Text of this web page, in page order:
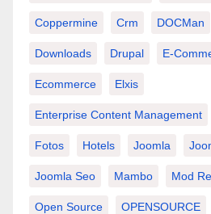
Coppermine Crm DOCMan
Downloads Drupal E-
Ecommerce Elxis
Enterprise Content Management
Fotos Hotels Joomla
Joomla Seo Mambo Mod
Open Source OPENSOURCE